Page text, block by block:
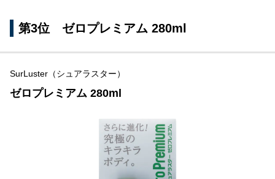
第3位 ゼロプレミアム 280ml
SurLuster（シュアラスター）
ゼロプレミアム 280ml